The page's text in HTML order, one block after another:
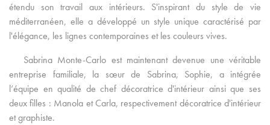
étendu son travail aux intérieurs. S'inspirant du style de vie
méditerranéen, elle a développé un style unique caractérisé par
l'élégance, les lignes contemporaines et les couleurs vives.
Sabrina Monte-Carlo est maintenant devenue une véritable
entreprise familiale, la sœur de Sabrina, Sophie, a intégrée
l’équipe en qualité de chef décoratrice d'intérieur ainsi que ses
deux filles : Manola et Carla, respectivement décoratrice d'intérieur
et graphiste.